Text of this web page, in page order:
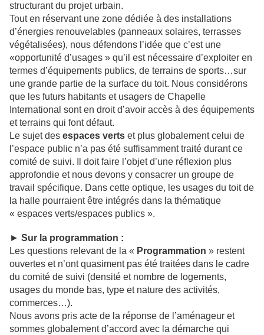
structurant du projet urbain.
Tout en réservant une zone dédiée à des installations
d’énergies renouvelables (panneaux solaires, terrasses
végétalisées), nous défendons l’idée que c’est une
«opportunité d’usages » qu’il est nécessaire d’exploiter en
termes d’équipements publics, de terrains de sports…sur
une grande partie de la surface du toit. Nous considérons
que les futurs habitants et usagers de Chapelle
International sont en droit d’avoir accès à des équipements
et terrains qui font défaut.
Le sujet des espaces verts et plus globalement celui de
l’espace public n’a pas été suffisamment traité durant ce
comité de suivi. Il doit faire l’objet d’une réflexion plus
approfondie et nous devons y consacrer un groupe de
travail spécifique. Dans cette optique, les usages du toit de
la halle pourraient être intégrés dans la thématique
« espaces verts/espaces publics ».
► Sur la programmation :
Les questions relevant de la « Programmation » restent
ouvertes et n’ont quasiment pas été traitées dans le cadre
du comité de suivi (densité et nombre de logements,
usages du monde bas, type et nature des activités,
commerces…).
Nous avons pris acte de la réponse de l’aménageur et
sommes globalement d’accord avec la démarche qui